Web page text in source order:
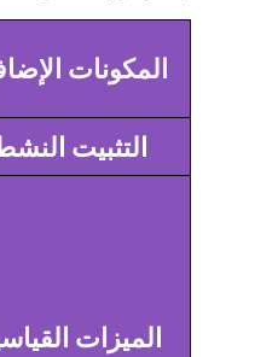
المكونات الإضافية
التثبيت النشط
الميزات القياسية